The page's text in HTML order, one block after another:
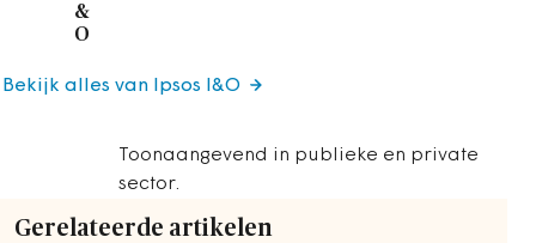
&
O
Toonaangevend in publieke en private
sector.
Bekijk alles van Ipsos I&O
Gerelateerde artikelen